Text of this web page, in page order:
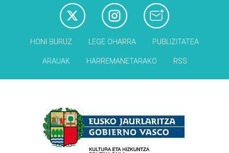
HONI BURUZ LEGE OHARRA PUBLIZITATEA
ARAUAK HARREMANETARAKO RSS